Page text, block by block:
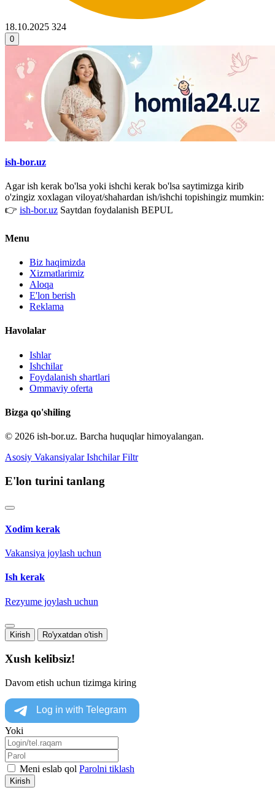
18.10.2025 324
0
ish-bor.uz
Agar ish kerak bo'lsa yoki ishchi kerak bo'lsa saytimizga kirib
o'zingiz xoxlagan viloyat/shahardan ish/ishchi topishingiz mumkin:
👉 ish-bor.uz Saytdan foydalanish BEPUL
Menu
Biz haqimizda
Xizmatlarimiz
Aloqa
E'lon berish
Reklama
Havolalar
Ishlar
Ishchilar
Foydalanish shartlari
Ommaviy oferta
Bizga qo'shiling
© 2026 ish-bor.uz. Barcha huquqlar himoyalangan.
Asosiy Vakansiyalar Ishchilar Filtr
E'lon turini tanlang
Xodim kerak
Vakansiya joylash uchun
Ish kerak
Rezyume joylash uchun
Kirish Ro'yxatdan o'tish
Xush kelibsiz!
Davom etish uchun tizimga kiring
Yoki
Meni eslab qol Parolni tiklash
Kirish